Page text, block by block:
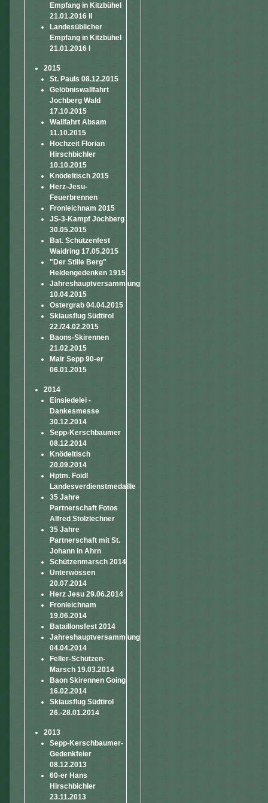
Empfang in Kitzbühel
21.01.2016 II
Landesüblicher
Empfang in Kitzbühel
21.01.2016 I
2015
St. Pauls 08.12.2015
Gelöbniswallfahrt
Jochberg Wald
17.10.2015
Wallfahrt Absam
11.10.2015
Hochzeit Florian
Hirschbichler
10.10.2015
Knödeltisch 2015
Herz-Jesu-
Feuerbrennen
Fronleichnam 2015
JS-3-Kampf Jochberg
30.05.2015
Bat. Schützenfest
Waidring 17.05.2015
"Der Stille Berg"
Heldengedenken 1915
Jahreshauptversammlung
10.04.2015
Ostergrab 04.04.2015
Skiausflug Südtirol
22./24.02.2015
Baons-Skirennen
21.02.2015
Mair Sepp 90-er
06.01.2015
2014
Einsiedelei -
Dankesmesse
30.12.2014
Sepp-Kerschbaumer
08.12.2014
Knödeltisch
20.09.2014
Hptm. Foidl
Landesverdienstmedaille
35 Jahre
Partnerschaft Fotos
Alfred Stolzlechner
35 Jahre
Partnerschaft mit St.
Johann in Ahrn
Schützenmarsch 2014
Unterwössen
20.07.2014
Herz Jesu 29.06.2014
Fronleichnam
19.06.2014
Bataillonsfest 2014
Jahreshauptversammlung
04.04.2014
Feller-Schützen-
Marsch 19.03.2014
Baon Skirennen Going
16.02.2014
Skiausflug Südtirol
26.-28.01.2014
2013
Sepp-Kerschbaumer-
Gedenkfeier
08.12.2013
60-er Hans
Hirschbichler
23.11.2013